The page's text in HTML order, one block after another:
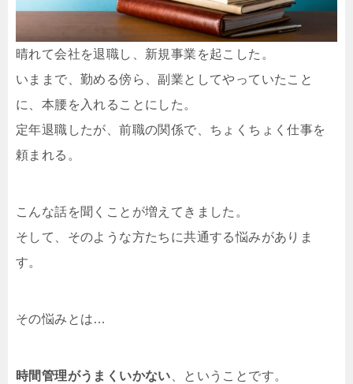
晴れて会社を退職し、新規事業を起こした。
いままで、勤める傍ら、副業としてやっていたこと
に、本腰を入れることにした。
定年退職したが、前職の関係で、ちょくちょく仕事を
頼まれる。
こんな話を聞くことが増えてきました。
そして、そのような方たちに共通する悩みがありま
す。
その悩みとは…
時間管理がうまくいかない 、ということです。